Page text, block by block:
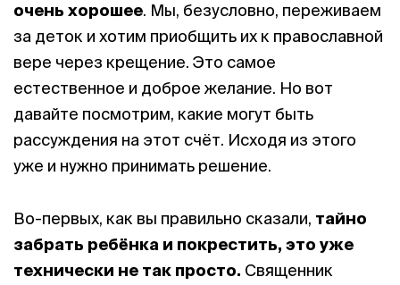
очень хорошее. Мы, безусловно, переживаем
за деток и хотим приобщить их к православной
вере через крещение. Это самое
естественное и доброе желание. Но вот
давайте посмотрим, какие могут быть
рассуждения на этот счёт. Исходя из этого
уже и нужно принимать решение.
Во-первых, как вы правильно сказали, тайно
забрать ребёнка и покрестить, это уже
технически не так просто. Священник